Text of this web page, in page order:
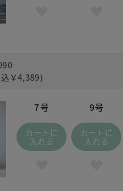
￥4,389)
7号
カートに
入れる
9号
カートに
入れる